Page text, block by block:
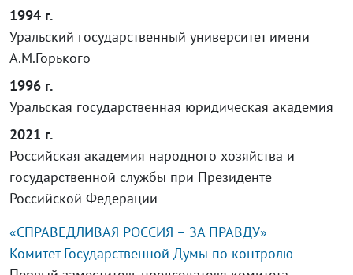
1994 г.
Уральский государственный университет имени
А.М.Горького
1996 г.
Уральская государственная юридическая академия
2021 г.
Российская академия народного хозяйства и
государственной службы при Президенте
Российской Федерации
«СПРАВЕДЛИВАЯ РОССИЯ – ЗА ПРАВДУ»
Комитет Государственной Думы по контролю